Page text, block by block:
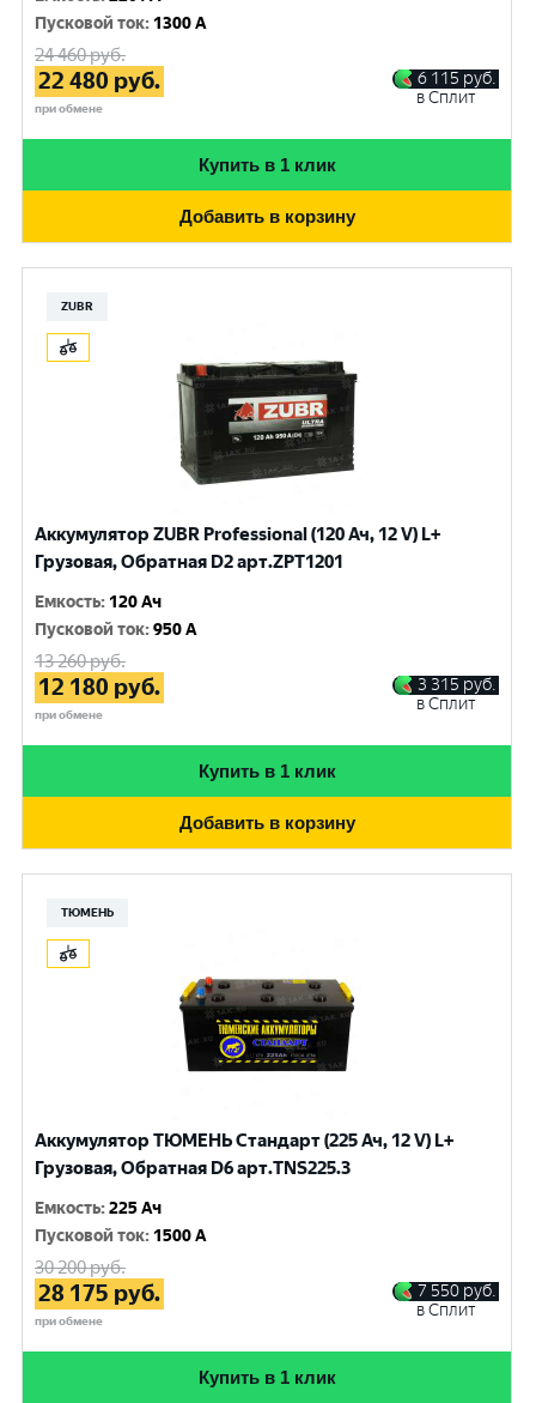
Пусковой ток: 1300 A
24 460руб.
22 480 руб.
при обмене
6 115 руб.
в Сплит
Купить в 1 клик
Добавить в корзину
ZUBR
Аккумулятор ZUBR Professional (120 Ач, 12 V) L+
Грузовая, Обратная D2 арт.ZPT1201
Емкость: 120 Ач
Пусковой ток:950 A
13 260руб.
12 180 руб.
при обмене
3 315 руб.
в Сплит
Купить в 1 клик
Добавить в корзину
ТЮМЕНЬ
Аккумулятор ТЮМЕНЬ Стандарт (225 Ач, 12 V) L+
Грузовая, Обратная D6 арт.TNS225.3
Емкость:225 Ач
Пусковой ток: 1500 A
30 200руб.
28 175 руб.
при обмене
7 550 руб.
в Сплит
Купить в 1 клик